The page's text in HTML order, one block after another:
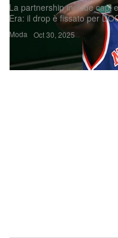
Moda
La partnership include capi
Era: il drop è fissato per
Oct 30, 2025